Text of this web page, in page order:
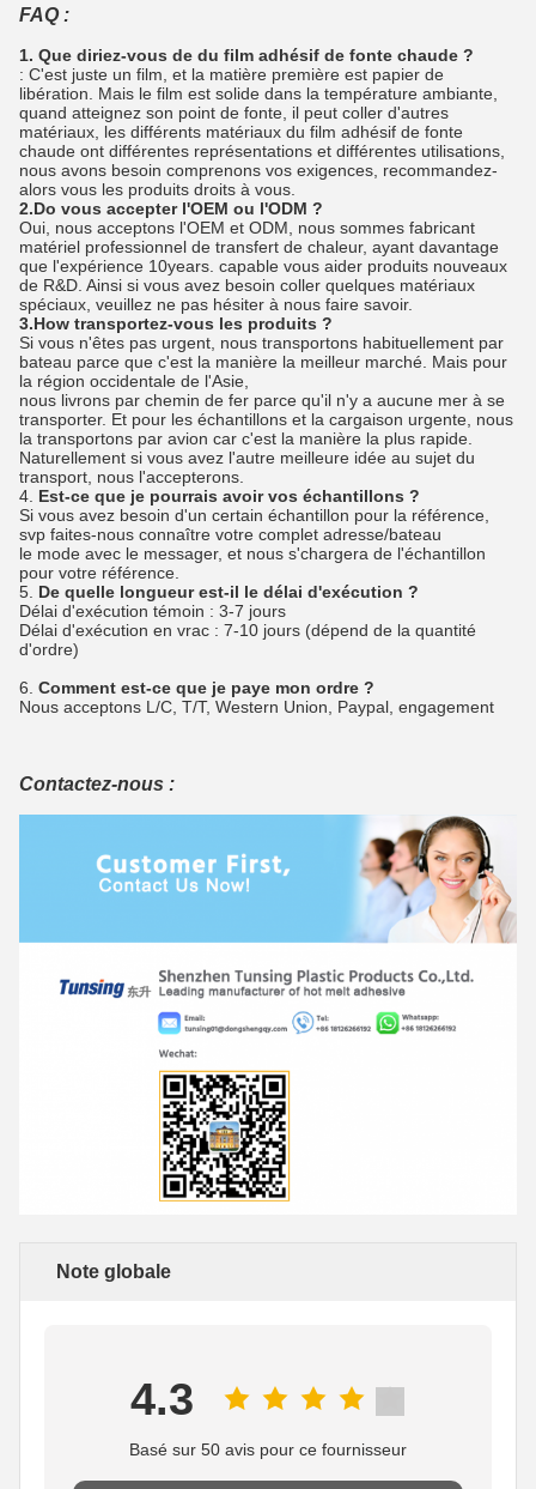
FAQ :
1. Que diriez-vous de du film adhésif de fonte chaude ?
: C'est juste un film, et la matière première est papier de
libération. Mais le film est solide dans la température ambiante,
quand atteignez son point de fonte, il peut coller d'autres
matériaux, les différents matériaux du film adhésif de fonte
chaude ont différentes représentations et différentes utilisations,
nous avons besoin comprenons vos exigences, recommandez-
alors vous les produits droits à vous.
2.Do vous accepter l'OEM ou l'ODM ?
Oui, nous acceptons l'OEM et ODM, nous sommes fabricant
matériel professionnel de transfert de chaleur, ayant davantage
que l'expérience 10years. capable vous aider produits nouveaux
de R&D. Ainsi si vous avez besoin coller quelques matériaux
spéciaux, veuillez ne pas hésiter à nous faire savoir.
3.How transportez-vous les produits ?
Si vous n'êtes pas urgent, nous transportons habituellement par
bateau parce que c'est la manière la meilleur marché. Mais pour
la région occidentale de l'Asie,
nous livrons par chemin de fer parce qu'il n'y a aucune mer à se
transporter. Et pour les échantillons et la cargaison urgente, nous
la transportons par avion car c'est la manière la plus rapide.
Naturellement si vous avez l'autre meilleure idée au sujet du
transport, nous l'accepterons.
4. Est-ce que je pourrais avoir vos échantillons ?
Si vous avez besoin d'un certain échantillon pour la référence,
svp faites-nous connaître votre complet adresse/bateau
le mode avec le messager, et nous s'chargera de l'échantillon
pour votre référence.
5. De quelle longueur est-il le délai d'exécution ?
Délai d'exécution témoin : 3-7 jours
Délai d'exécution en vrac : 7-10 jours (dépend de la quantité
d'ordre)
6. Comment est-ce que je paye mon ordre ?
Nous acceptons L/C, T/T, Western Union, Paypal, engagement
Contactez-nous :
Note globale
4.3
Basé sur 50 avis pour ce fournisseur